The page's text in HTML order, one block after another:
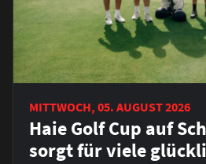
MITTWOCH, 05. AUGUST 2026
Haie Golf Cup auf
sorgt für viele